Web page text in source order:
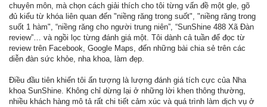
chuyên môn, mà chọn cách giải thích cho tôi từng vấn đề một gle, gõ
đủ kiểu từ khóa liên quan đến "niềng răng trong suốt", "niềng răng trong
suốt 1 hàm", “niềng răng cho người trung niên”, “SunShine 488 Xã Đàn
review”… và ngồi lọc từng đánh giá một. Tôi dành cả tuần để đọc từ
review trên Facebook, Google Maps, đến những bài chia sẻ trên các
diễn đàn sức khỏe, nha khoa, làm đẹp.
Điều đầu tiên khiến tôi ấn tượng là lượng đánh giá tích cực của Nha
khoa SunShine. Không chỉ dừng lại ở những lời khen thông thường,
nhiều khách hàng mô tả rất chi tiết cảm xúc và quá trình làm dịch vụ ở